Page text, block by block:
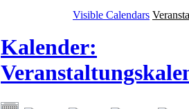
Visible Calendars
Kalender: